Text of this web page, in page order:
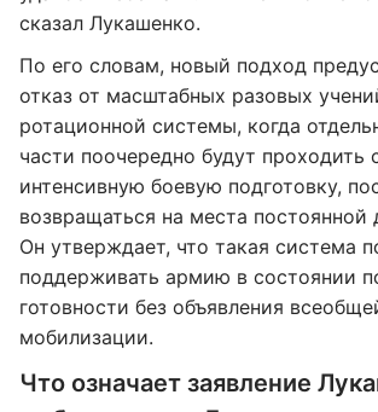
сказал Лукашенко.
По его словам, новый подход
отказ от масштабных разовых
ротационной системы, когда
части поочередно будут проходить
интенсивную боевую подготовку,
возвращаться на места постоянной
Он утверждает, что такая система
поддерживать армию в состоянии
готовности без объявления
мобилизации.
Что означает заявление